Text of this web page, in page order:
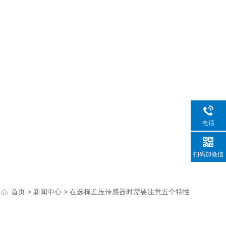
首页 > 新闻中心 > 在选择差压传感器时需要注意五个特性
电话
扫码加微信